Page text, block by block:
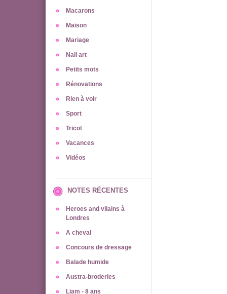
Macarons
Maison
Mariage
Nail art
Petits mots
Rénovations
Rien à voir
Sport
Tricot
Vacances
Vidéos
NOTES RÉCENTES
Heroes and vilains à
Londres
A cheval
Concours de dressage
Balade humide
Austra-broderies
Liam - 8 ans